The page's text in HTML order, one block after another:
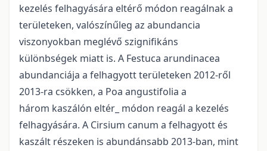
kezelés felhagyására eltérő módon reagálnak a
területeken, valószínűleg az abundancia
viszonyokban meglévő szignifikáns
különbségek miatt is. A Festuca arundinacea
abundanciája a felhagyott területeken 2012-ről
2013-ra csökken, a Poa angustifolia a
három kaszálón eltér_ módon reagál a kezelés
felhagyására. A Cirsium canum a felhagyott és
kaszált részeken is abundánsabb 2013-ban, mint